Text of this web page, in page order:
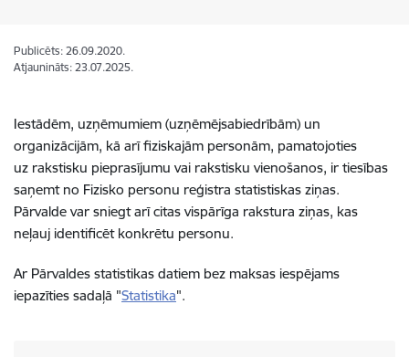
Publicēts: 26.09.2020.
Atjaunināts: 23.07.2025.
Iestādēm, uzņēmumiem (uzņēmējsabiedrībām) un
organizācijām, kā arī fiziskajām personām, pamatojoties
uz rakstisku pieprasījumu vai rakstisku vienošanos, ir tiesības
saņemt no Fizisko personu reģistra statistiskas ziņas.
Pārvalde var sniegt arī citas vispārīga rakstura ziņas, kas
neļauj identificēt konkrētu personu.
Ar Pārvaldes statistikas datiem bez maksas iespējams
iepazīties sadaļā "Statistika".